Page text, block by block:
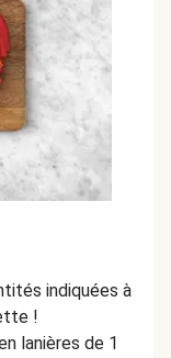
indiquées à
!
lanières de 1